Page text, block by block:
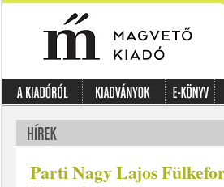
Parti Nagy Lajos